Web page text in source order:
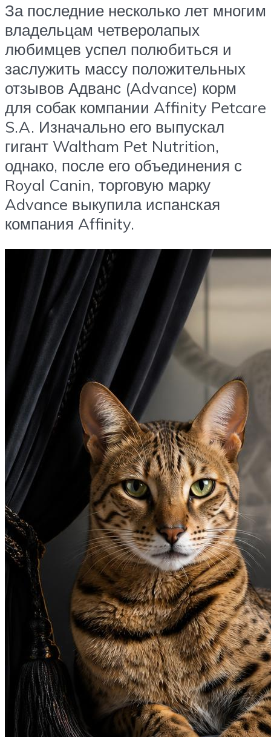
За последние несколько лет многим
владельцам четверолапых
любимцев успел полюбиться и
заслужить массу положительных
отзывов Адванс (Advance) корм
для собак компании Affinity Petcare
S.A. Изначально его выпускал
гигант Waltham Pet Nutrition,
однако, после его объединения с
Royal Canin, торговую марку
Advance выкупила испанская
компания Affinity.